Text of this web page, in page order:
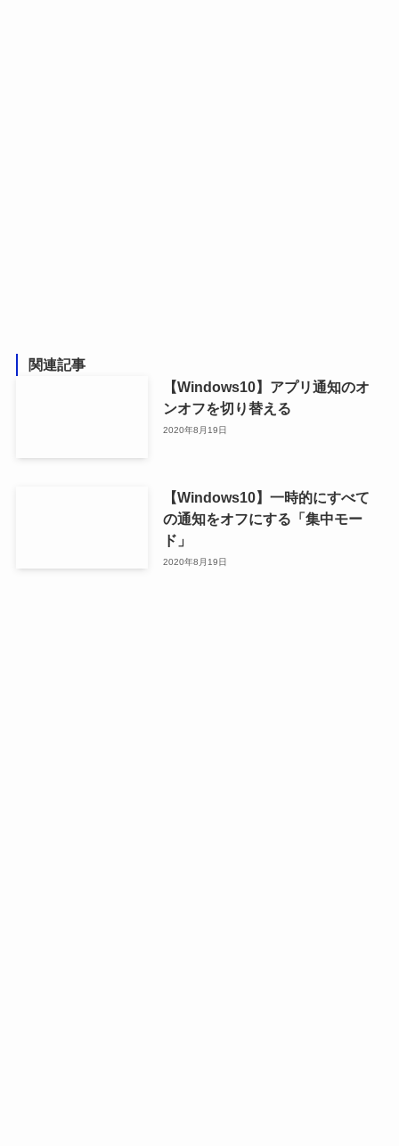
関連記事
【Windows10】アプリ通知のオ
ンオフを切り替える
2020年8月19日
【Windows10】一時的にすべて
の通知をオフにする「集中モー
ド」
2020年8月19日